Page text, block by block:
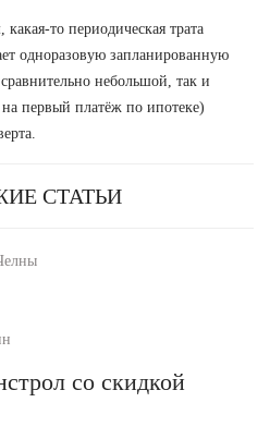
то периодическая трата
одноразовую запланированную
небольшой, так и
первый платёж по ипотеке)
СТАТЬИ
со скидкой